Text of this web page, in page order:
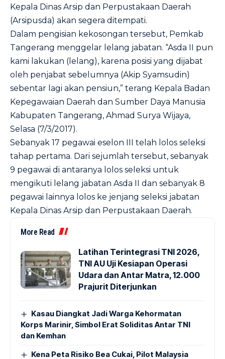
Kepala Dinas Arsip dan Perpustakaan Daerah
(Arsipusda) akan segera ditempati.
Dalam pengisian kekosongan tersebut, Pemkab
Tangerang menggelar lelang jabatan. “Asda II pun
kami lakukan (lelang), karena posisi yang dijabat
oleh penjabat sebelumnya (Akip Syamsudin)
sebentar lagi akan pensiun,” terang Kepala Badan
Kepegawaian Daerah dan Sumber Daya Manusia
Kabupaten Tangerang, Ahmad Surya Wijaya,
Selasa (7/3/2017).
Sebanyak 17 pegawai eselon III telah lolos seleksi
tahap pertama. Dari sejumlah tersebut, sebanyak
9 pegawai di antaranya lolos seleksi untuk
mengikuti lelang jabatan Asda II dan sebanyak 8
pegawai lainnya lolos ke jenjang seleksi jabatan
Kepala Dinas Arsip dan Perpustakaan Daerah.
More Read
Latihan Terintegrasi TNI 2026,
TNI AU Uji Kesiapan Operasi
Udara dan Antar Matra, 12.000
Prajurit Diterjunkan
Kasau Diangkat Jadi Warga Kehormatan
Korps Marinir, Simbol Erat Soliditas Antar TNI
dan Kemhan
Kena Peta Risiko Bea Cukai, Pilot Malaysia